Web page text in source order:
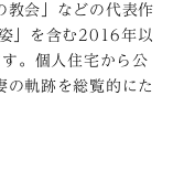
教会」などの代表作
」を含む2016年以
。個人住宅から公
の軌跡を総覧的にた